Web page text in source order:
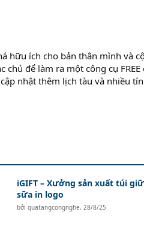
hữu ích cho bản thân mình và
để làm ra một công cụ
nhật thêm lịch tàu và nhiều
iGIFT – Xưởng sản xuất túi
sữa in logo
bởi quatangcongnghe, 28/8/25